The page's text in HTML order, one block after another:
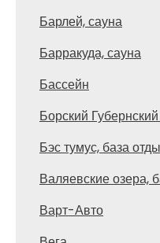
Барлей, сауна
Барракуда, сауна
Бассейн
Борский
Бэс тумус, база
Валяевские озера,
Варт-Авто